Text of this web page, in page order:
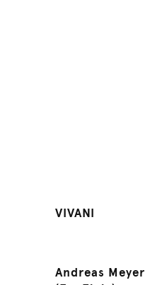
VIVANI
Andreas Meyer